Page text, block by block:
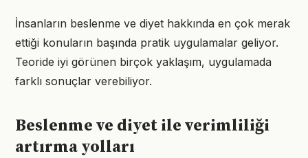
İnsanların beslenme ve diyet hakkında en çok merak
ettiği konuların başında pratik uygulamalar geliyor.
Teoride iyi görünen birçok yaklaşım, uygulamada
farklı sonuçlar verebiliyor.
Beslenme ve diyet ile verimliliği
artırma yolları